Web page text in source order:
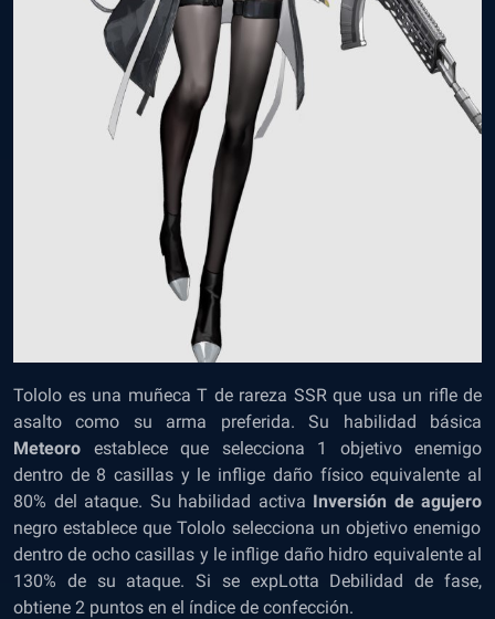
Tololo es una muñeca T de rareza SSR que usa un rifle de
asalto como su arma preferida. Su habilidad básica
Meteoro establece que selecciona 1 objetivo enemigo
dentro de 8 casillas y le inflige daño físico equivalente al
80% del ataque. Su habilidad activa Inversión de agujero
negro establece que Tololo selecciona un objetivo enemigo
dentro de ocho casillas y le inflige daño hidro equivalente al
130% de su ataque. Si se expLotta Debilidad de fase,
obtiene 2 puntos en el índice de confección.